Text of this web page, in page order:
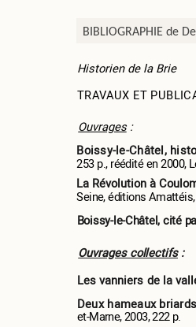
BIBLIOGRAPHIE de
Historien de la Brie
TRAVAUX ET
Ouvrages:
Boissy-le-Châtel,
253 p., réédité en 2000,
La Révolution à
Seine, éditions
Boissy-le-Châtel, cité
Ouvrages collectifs:
Les vanniers de la
Deux hameaux
et-Marne, 2003, 222 p.